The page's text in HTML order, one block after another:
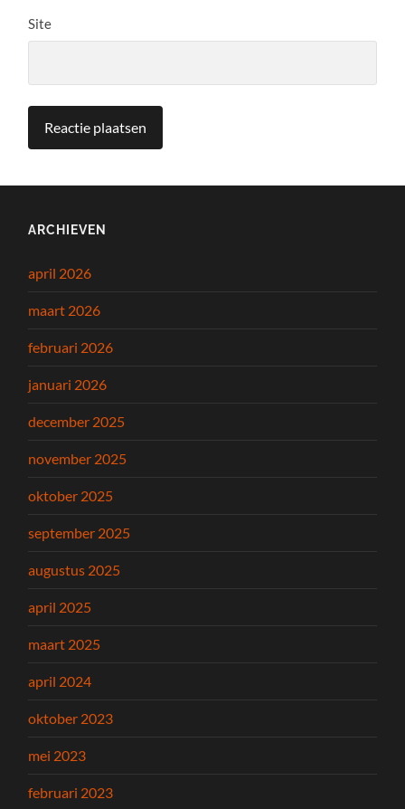
Site
ARCHIEVEN
april 2026
maart 2026
februari 2026
januari 2026
december 2025
november 2025
oktober 2025
september 2025
augustus 2025
april 2025
maart 2025
april 2024
oktober 2023
mei 2023
februari 2023